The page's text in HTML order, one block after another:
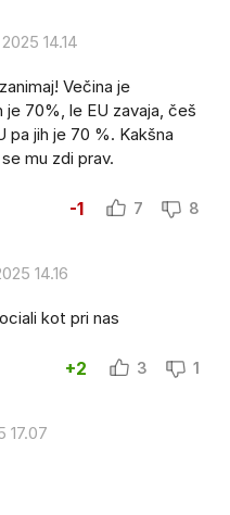
14.14
Večina je
je 70%, le EU zavaja, češ
pa jih je 70 %. Kakšna
mu zdi prav.
-1 7 8
14.16
kot pri nas
+2 3 1
17.07